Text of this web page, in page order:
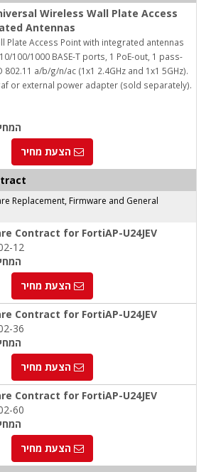
Wireless Wall Plate Access
Antennas
Plate Access Point with integrated antennas
100/1000 BASE-T ports, 1 PoE-out, 1 pass-
a/b/g/n/ac (1x1 2.4GHz and 1x1 5GHz).
or external power adapter (sold separately).
הצעת מחיר
Replacement, Firmware and General
Contract for FortiAP-U24JEV
12
הצעת מחיר
Contract for FortiAP-U24JEV
36
הצעת מחיר
Contract for FortiAP-U24JEV
60
הצעת מחיר